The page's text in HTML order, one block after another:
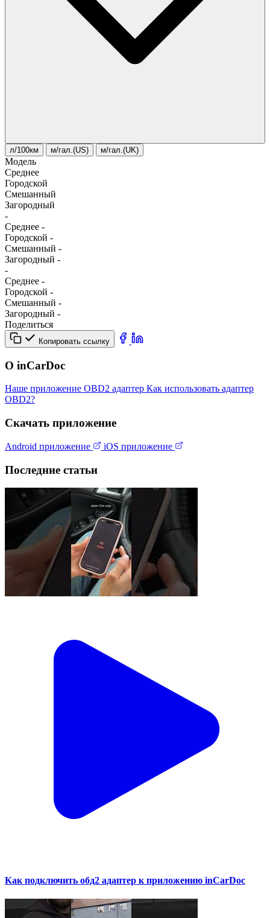
л/100км м/гал.(US) м/гал.(UK)
Модель
Среднее
Городской
Смешанный
Загородный
-
Среднее -
Городской -
Смешанный -
Загородный -
-
Среднее -
Городской -
Смешанный -
Загородный -
Поделиться
Копировать ссылку
О inCarDoc
Наше приложение OBD2 адаптер Как использовать адаптер
OBD2?
Скачать приложение
Android приложение iOS приложение
Последние статьи
Как подключить обд2 адаптер к приложению inCarDoc